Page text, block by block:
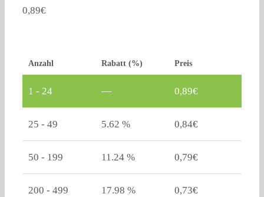
0,89€
Anzahl Rabatt (%) Preis
1 - 24 — 0,89€
25 - 49 5.62 % 0,84€
50 - 199 11.24 % 0,79€
200 - 499 17.98 % 0,73€